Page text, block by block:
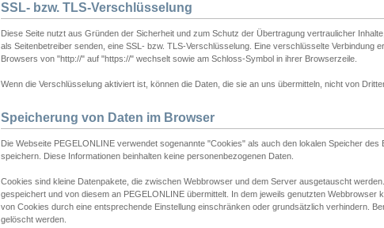
SSL- bzw. TLS-Verschlüsselung
Diese Seite nutzt aus Gründen der Sicherheit und zum Schutz der Übertragung vertraulicher
als Seitenbetreiber senden, eine SSL- bzw. TLS-Verschlüsselung. Eine verschlüsselte Verbindung
Browsers von "http://" auf "https://" wechselt sowie am Schloss-Symbol in ihrer Browserzeile.
Wenn die Verschlüsselung aktiviert ist, können die Daten, die sie an uns übermitteln, nicht von
Speicherung von Daten im Browser
Die Webseite PEGELONLINE verwendet sogenannte "Cookies" als auch den lokalen Speicher
speichern. Diese Informationen beinhalten keine personenbezogenen Daten.
Cookies sind kleine Datenpakete, die zwischen Webbrowser und dem Server ausgetauscht
gespeichert und von diesem an PEGELONLINE übermittelt. In dem jeweils genutzten Webbrowser
von Cookies durch eine entsprechende Einstellung einschränken oder grundsätzlich verhindern.
gelöscht werden.